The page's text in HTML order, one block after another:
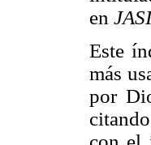
en
Este
más
por